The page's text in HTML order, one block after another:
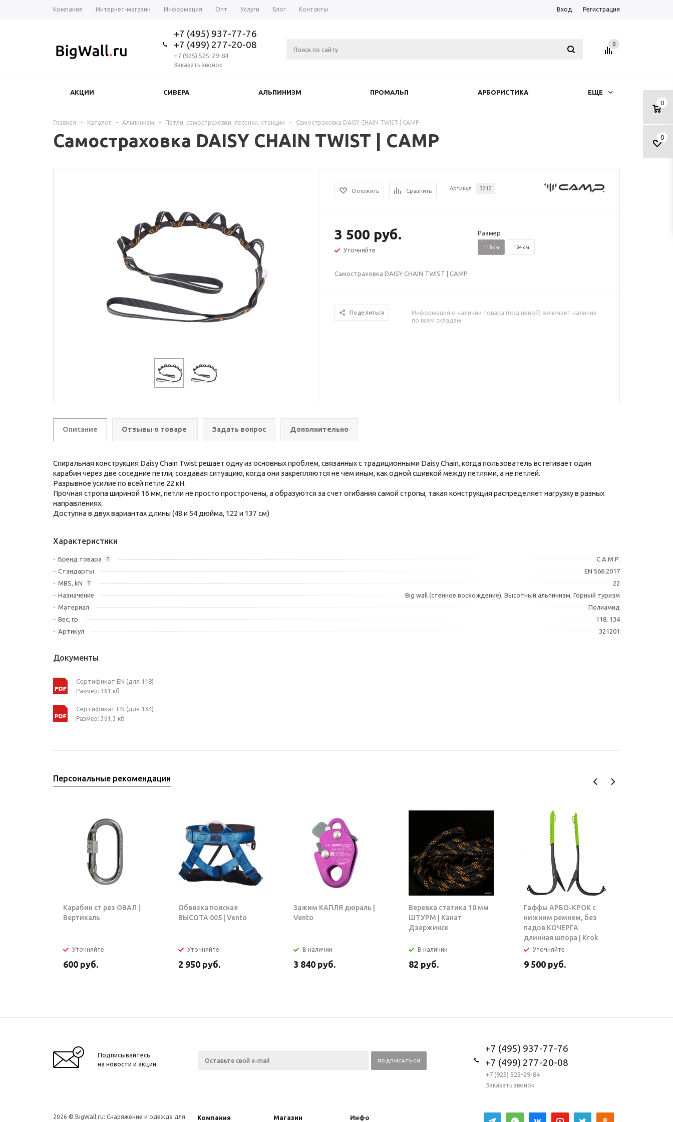
Компания Интернет-магазин Информация Опт Услуги Блог Контакты Вход Регистрация
+7 (495) 937-77-76
+7 (499) 277-20-08
+7 (925) 525-29-84
Заказать звонок
0
0
0
АКЦИИ СИВЕРА АЛЬПИНИЗМ ПРОМАЛЬП АРБОРИСТИКА ЕЩЕ
Главная - Каталог - Альпинизм - Петли, самостраховки, лесенки, станции - Самостраховка DAISY CHAIN TWIST | CAMP
Самостраховка DAISY CHAIN TWIST | CAMP
Отложить Сравнить Артикул 3212
3 500 руб.
Уточняйте
Размер
118 см 134 см
Самостраховка DAISY CHAIN TWIST | CAMP
Поделиться
Информация о наличии товара (под ценой) включает наличие
по всем складам.
Описание Отзывы о товаре Задать вопрос Дополнительно
Спиральная конструкция Daisy Chain Twist решает одну из основных проблем, связанных с традиционными Daisy Chain, когда пользователь встегивает один
карабин через две соседние петли, создавая ситуацию, когда они закрепляются не чем иным, как одной сшивкой между петлями, а не петлей.
Разрывное усилие по всей петле 22 кН.
Прочная стропа шириной 16 мм, петли не просто прострочены, а образуются за счет огибания самой стропы, такая конструкция распределяет нагрузку в разных
направлениях.
Доступна в двух вариантах длины (48 и 54 дюйма, 122 и 137 см)
Характеристики
?
Бренд товара
C.A.M.P.
Стандарты
EN 566:2017
?
MBS, kN
22
Назначение
Big wall (стенное восхождение), Высотный альпинизм, Горный туризм
Материал
Полиамид
Вес, гр
118, 134
Артикул
321201
Документы
Сертификат EN (для 118)
Размер: 361 кб
Сертификат EN (для 134)
Размер: 361,3 кб
Персональные рекомендации
Карабин ст рез ОВАЛ |
Вертикаль
Уточняйте
600 руб.
Обвязка поясная
ВЫСОТА 005 | Vento
Уточняйте
2 950 руб.
Зажим КАПЛЯ дюраль |
Vento
В наличии
3 840 руб.
Веревка статика 10 мм
ШТУРМ | Канат
Дзержинск
В наличии
82 руб.
Гаффы АРБО-КРОК с
нижним ремнем, без
падов КОЧЕРГА
длинная шпора | Krok
Уточняйте
9 500 руб.
Подписывайтесь
на новости и акции
+7 (495) 937-77-76
+7 (499) 277-20-08
+7 (925) 525-29-84
Заказать звонок
2026 © BigWall.ru: Снаряжение и одежда для Компания Магазин Инфо